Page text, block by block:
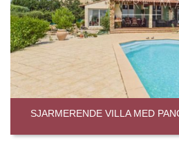
SJARMERENDE VILLA MED